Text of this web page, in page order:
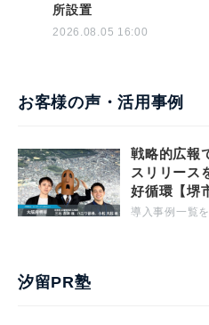
所設置
2026.08.05 16:00
お客様の声・活用事例
戦略的広報
スリリース
好循環【堺
導入事例一覧
汐留PR塾